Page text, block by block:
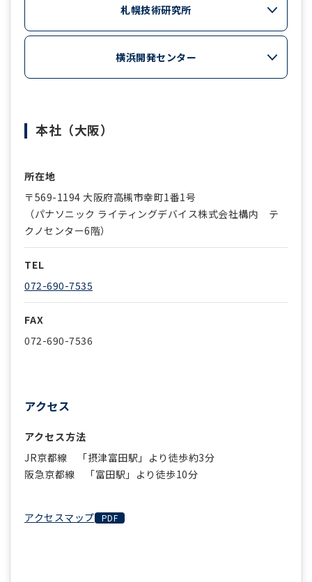
札幌技術研究所
横浜開発センター
本社（大阪）
所在地
〒569-1194 大阪府高槻市幸町1番1号
（パナソニック ライティングデバイス株式会社構内 テ
クノセンター6階）
TEL
072-690-7535
FAX
072-690-7536
アクセス
アクセス方法
JR京都線 「摂津富田駅」より徒歩約3分
阪急京都線 「富田駅」より徒歩10分
アクセスマップ